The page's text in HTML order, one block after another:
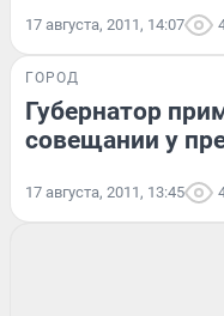
17 августа, 2011, 14:07
ГОРОД
Губернатор
совещании у
17 августа, 2011, 13:45